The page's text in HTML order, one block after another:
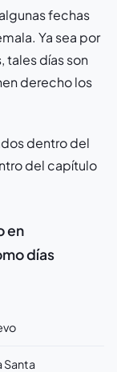
fechas
Ya sea por
tales días son
derecho los
dentro del
del capítulo
en
días
Santa